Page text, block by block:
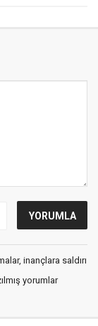
inançlara saldırı
yorumlar